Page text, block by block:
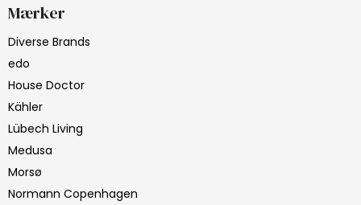
Mærker
Diverse Brands
edo
House Doctor
Kähler
Lübech Living
Medusa
Morsø
Normann Copenhagen